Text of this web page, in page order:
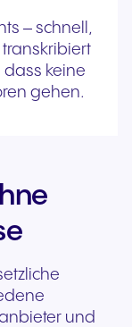
– schnell,
dass keine
gehen.
und